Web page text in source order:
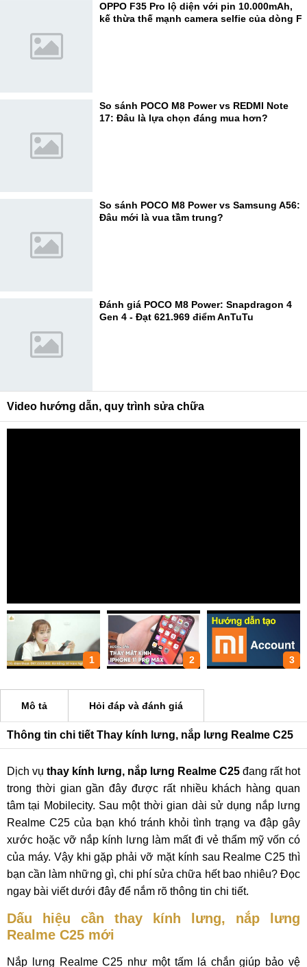
OPPO F35 Pro lộ diện với pin 10.000mAh,
kế thừa thế mạnh camera selfie của dòng F
So sánh POCO M8 Power vs REDMI Note
17: Đâu là lựa chọn đáng mua hơn?
So sánh POCO M8 Power vs Samsung A56:
Đâu mới là vua tầm trung?
Đánh giá POCO M8 Power: Snapdragon 4
Gen 4 - Đạt 621.969 điểm AnTuTu
Video hướng dẫn, quy trình sửa chữa
1 2 3
Mô tả Hỏi đáp và đánh giá
Thông tin chi tiết Thay kính lưng, nắp lưng Realme C25
Dịch vụ thay kính lưng, nắp lưng Realme C25 đang rất hot
trong thời gian gần đây được rất nhiều khách hàng quan
tâm tại Mobilecity. Sau một thời gian dài sử dụng nắp lưng
Realme C25 của bạn khó tránh khỏi tình trạng va đập gây
xước hoặc vỡ nắp kính lưng làm mất đi vẻ thẩm mỹ vốn có
của máy. Vậy khi gặp phải vỡ mặt kính sau Realme C25 thì
bạn cần làm những gì, chi phí sửa chữa hết bao nhiêu? Đọc
ngay bài viết dưới đây để nắm rõ thông tin chi tiết.
Dấu hiệu cần thay kính lưng, nắp lưng
Realme C25 mới
Nắp lưng Realme C25 như một tấm lá chắn giúp bảo vệ